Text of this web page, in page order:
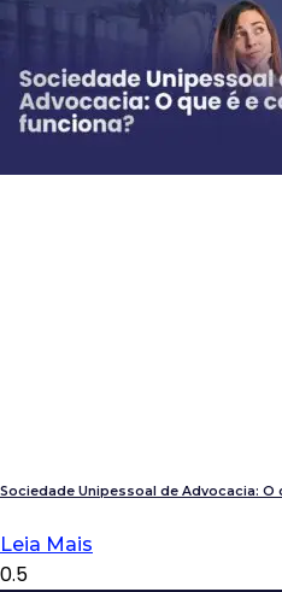
Sociedade Unipessoal de Advocacia: O
Leia Mais